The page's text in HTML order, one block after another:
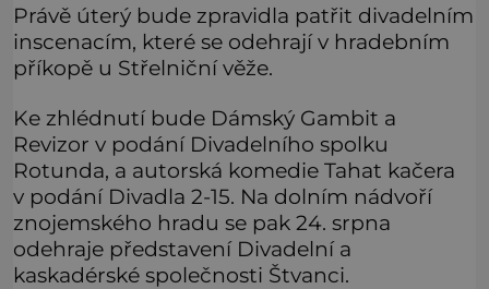
Právě úterý bude zpravidla patřit divadelním
inscenacím, které se odehrají v hradebním
příkopě u Střelniční věže.
Ke zhlédnutí bude Dámský Gambit a
Revizor v podání Divadelního spolku
Rotunda, a autorská komedie Tahat kačera
v podání Divadla 2-15. Na dolním nádvoří
znojemského hradu se pak 24. srpna
odehraje představení Divadelní a
kaskadérské společnosti Štvanci.